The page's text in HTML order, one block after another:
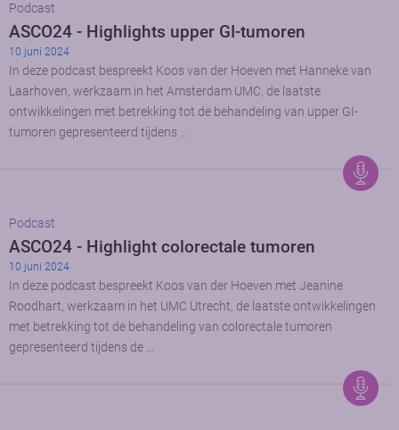
Podcast
ASCO24 - Highlights upper GI-tumoren
10 juni 2024
In deze podcast bespreekt Koos van der Hoeven met Hanneke van
Laarhoven, werkzaam in het Amsterdam UMC, de laatste
ontwikkelingen met betrekking tot de behandeling van upper GI-
tumoren gepresenteerd tijdens …
Podcast
ASCO24 - Highlight colorectale tumoren
10 juni 2024
In deze podcast bespreekt Koos van der Hoeven met Jeanine
Roodhart, werkzaam in het UMC Utrecht, de laatste ontwikkelingen
met betrekking tot de behandeling van colorectale tumoren
gepresenteerd tijdens de …